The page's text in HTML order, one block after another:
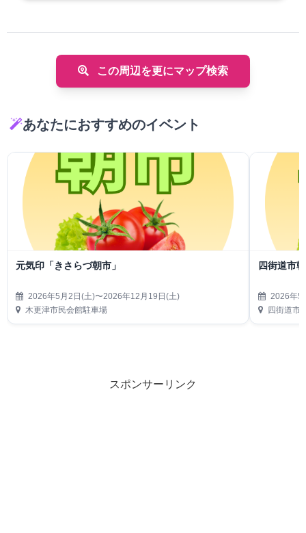
この周辺を更にマップ検索
あなたにおすすめのイベント
元気印「きさらづ朝市」
2026年5月2日(土)〜2026年12月19日(土)
木更津市民会館駐車場
四街道市
2026年5
四街道市
スポンサーリンク